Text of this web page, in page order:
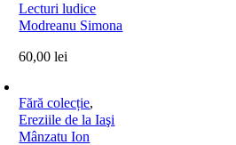
Lecturi ludice
Modreanu Simona
60,00lei
Fără colecție,
Ereziile de la Iaşi
Mânzatu Ion